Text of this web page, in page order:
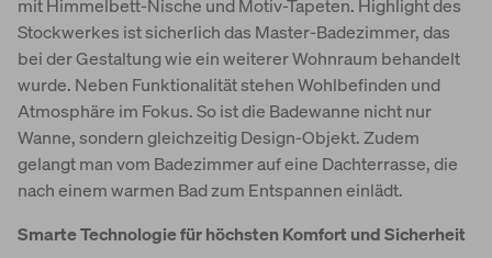
mit Himmelbett-Nische und Motiv-Tapeten. Highlight des
Stockwerkes ist sicherlich das Master-Badezimmer, das
bei der Gestaltung wie ein weiterer Wohnraum behandelt
wurde. Neben Funktionalität stehen Wohlbefinden und
Atmosphäre im Fokus. So ist die Badewanne nicht nur
Wanne, sondern gleichzeitig Design-Objekt. Zudem
gelangt man vom Badezimmer auf eine Dachterrasse, die
nach einem warmen Bad zum Entspannen einlädt.
Smarte Technologie für höchsten Komfort und Sicherheit